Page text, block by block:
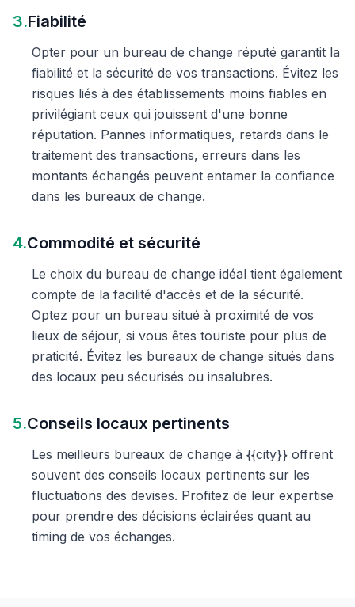
3.Fiabilité
Opter pour un bureau de change réputé garantit la
fiabilité et la sécurité de vos transactions. Évitez les
risques liés à des établissements moins fiables en
privilégiant ceux qui jouissent d'une bonne
réputation. Pannes informatiques, retards dans le
traitement des transactions, erreurs dans les
montants échangés peuvent entamer la confiance
dans les bureaux de change.
4.Commodité et sécurité
Le choix du bureau de change idéal tient également
compte de la facilité d'accès et de la sécurité.
Optez pour un bureau situé à proximité de vos
lieux de séjour, si vous êtes touriste pour plus de
praticité. Évitez les bureaux de change situés dans
des locaux peu sécurisés ou insalubres.
5.Conseils locaux pertinents
Les meilleurs bureaux de change à {{city}} offrent
souvent des conseils locaux pertinents sur les
fluctuations des devises. Profitez de leur expertise
pour prendre des décisions éclairées quant au
timing de vos échanges.